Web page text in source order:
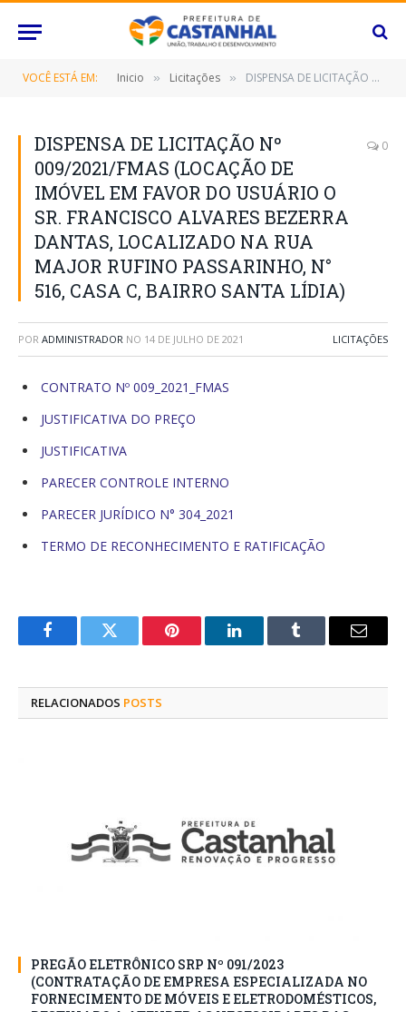
VOCÊ ESTÁ EM: Inicio » Licitações » DISPENSA DE LICITAÇÃO Nº 009/2021/FMAS (LOCAÇÃO DE IMÓVEL EM FAVOR DO USUÁRIO O SR. FRANCISCO ALVARES BEZERRA DANTAS, LOCALIZADO NA RUA MAJOR RUFINO PASSARINHO, N° 516, CASA C, BAIRRO SANTA LÍDIA)
DISPENSA DE LICITAÇÃO Nº
009/2021/FMAS (LOCAÇÃO DE
IMÓVEL EM FAVOR DO USUÁRIO O
SR. FRANCISCO ALVARES BEZERRA
DANTAS, LOCALIZADO NA RUA
MAJOR RUFINO PASSARINHO, N°
516, CASA C, BAIRRO SANTA LÍDIA)
0
POR ADMINISTRADOR NO 14 DE JULHO DE 2021 LICITAÇÕES
CONTRATO Nº 009_2021_FMAS
JUSTIFICATIVA DO PREÇO
JUSTIFICATIVA
PARECER CONTROLE INTERNO
PARECER JURÍDICO N° 304_2021
TERMO DE RECONHECIMENTO E RATIFICAÇÃO
FacebookTwitter Pinterest O
Tumblr
E-
RELACIONADOS POSTS
PREGÃO ELETRÔNICO SRP Nº 091/2023
(CONTRATAÇÃO DE EMPRESA ESPECIALIZADA NO
FORNECIMENTO DE MÓVEIS E ELETRODOMÉSTICOS,